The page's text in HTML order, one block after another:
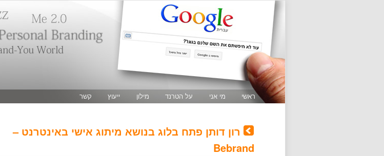
ראשי מי אני על הטרנד מילון ייעוץ קשר
רון דותן פתח בלוג בנושא מיתוג אישי באינטרנט –
Bebrand